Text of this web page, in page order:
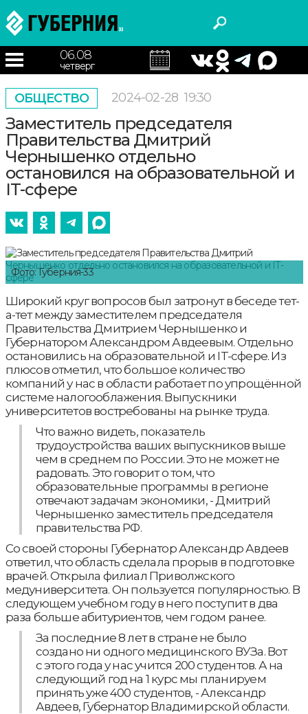
06.08
четверг
ОБЩЕСТВО 2024-02-28 19:30
Заместитель председателя
Правительства Дмитрий
Чернышенко отдельно
остановился на образовательной и
IT-сфере
Фото: Губерния-33
Широкий круг вопросов был затронут в беседе тет-
а-тет между заместителем председателя
Правительства Дмитрием Чернышенко и
Губернатором Александром Авдеевым. Отдельно
остановились на образовательной и IT-сфере. Из
плюсов отметил, что большое количество
компаний у нас в области работает по упрощённой
системе налогооблажения. Выпускники
университетов востребованы на рынке труда.
Что важно видеть, показатель
трудоустройства ваших выпускников выше
чем в среднем по России. Это не может не
радовать. Это говорит о том, что
образовательные программы в регионе
отвечают задачам экономики, - Дмитрий
Чернышенко заместитель председателя
правительства РФ.
Со своей стороны Губернатор Александр Авдеев
ответил, что область сделала прорыв в подготовке
врачей. Открыла филиал Приволжского
медуниверситета. Он пользуется популярностью. В
следующем учебном году в него поступит в два
раза больше абитуриентов, чем годом ранее.
За последние 8 лет в стране не было
создано ни одного медицинского ВУЗа. Вот
с этого года у нас учится 200 студентов. А на
следующий год на 1 курс мы планируем
принять уже 400 студентов, - Александр
Авдеев, Губернатор Владимирской области.